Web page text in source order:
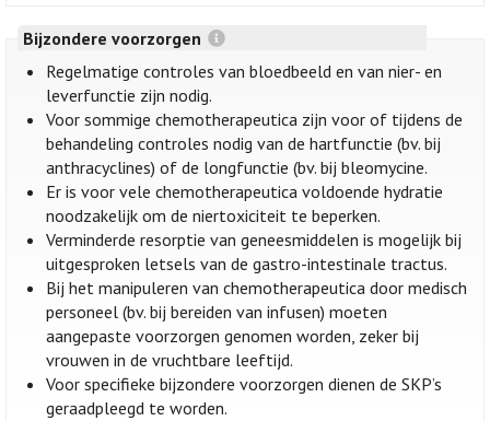
Bijzondere voorzorgen
Regelmatige controles van bloedbeeld en van nier- en
leverfunctie zijn nodig.
Voor sommige chemotherapeutica zijn voor of tijdens de
behandeling controles nodig van de hartfunctie (bv. bij
anthracyclines) of de longfunctie (bv. bij bleomycine.
Er is voor vele chemotherapeutica voldoende hydratie
noodzakelijk om de niertoxiciteit te beperken.
Verminderde resorptie van geneesmiddelen is mogelijk bij
uitgesproken letsels van de gastro-intestinale tractus.
Bij het manipuleren van chemotherapeutica door medisch
personeel (bv. bij bereiden van infusen) moeten
aangepaste voorzorgen genomen worden, zeker bij
vrouwen in de vruchtbare leeftijd.
Voor specifieke bijzondere voorzorgen dienen de SKP’s
geraadpleegd te worden.